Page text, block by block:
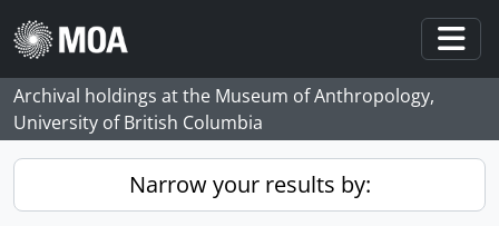
Skip to main content
Archival holdings at the Museum of Anthropology,
University of British Columbia
Narrow your results by: